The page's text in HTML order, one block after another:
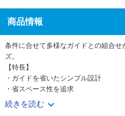
商品情報
条件に合せて多様なガイドとの組合せ
ズ。
【特長】
・ガイドを省いたシンプル設計
・省スペース性を追求
・Φ10～100（直径10～100mm）まで
続きを読む